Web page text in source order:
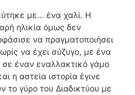
με… ένα χαλί. Η
ηλικία όμως δεν
να πραγματοποιήσει
να έχει σύζυγο, με ένα
έναν εναλλακτικό γάμο
η αστεία ιστορία έγινε
το γύρο του Διαδικτύου με